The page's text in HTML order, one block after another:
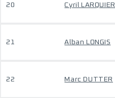
20 Cyril LARQUIER
21 Alban LONGIS
22 Marc DUTTER